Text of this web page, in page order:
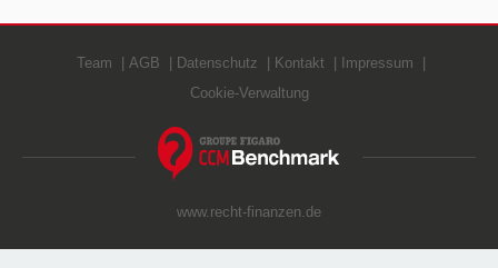
Team AGB Datenschutz Kontakt
Impressum
Cookie-Verwaltung
www.recht-finanzen.de